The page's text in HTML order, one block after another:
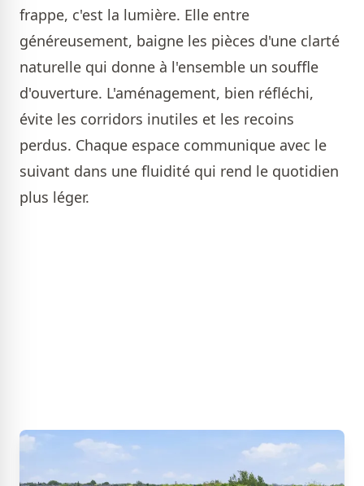
frappe, c'est la lumière. Elle entre
généreusement, baigne les pièces d'une clarté
naturelle qui donne à l'ensemble un souffle
d'ouverture. L'aménagement, bien réfléchi,
évite les corridors inutiles et les recoins
perdus. Chaque espace communique avec le
suivant dans une fluidité qui rend le quotidien
plus léger.